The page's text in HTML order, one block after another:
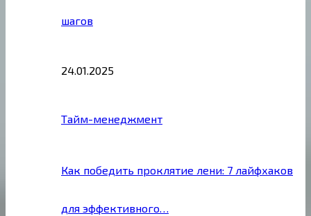
шагов
24.01.2025
Тайм-менеджмент
Как победить проклятие лени: 7 лайфхаков
для эффективного…